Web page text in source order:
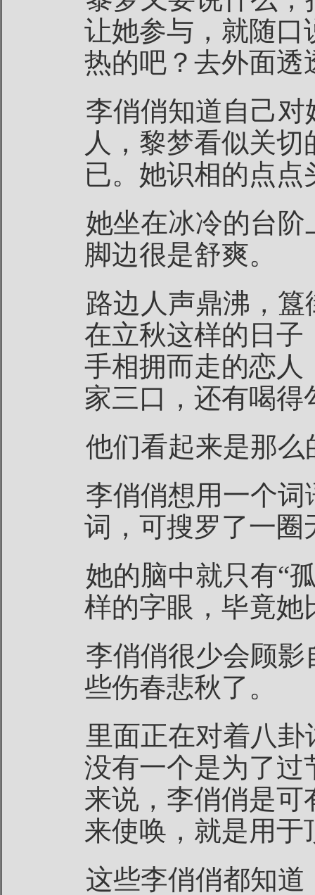
让她参与，就随口
热的吧？去外面透
李俏俏知道自己
人，黎梦看似关
已。她识相的点点
她坐在冰冷的台
脚边很是舒爽。
路边人声鼎沸，
在立秋这样的日子
手相拥而走的恋人
家三口，还有喝
他们看起来是那
李俏俏想用一个词
词，可搜罗了一圈
她的脑中就只有“
样的字眼，毕竟她
李俏俏很少会顾
些伤春悲秋了。
里面正在对着八
没有一个是为了过
来说，李俏俏是可
来使唤，就是用于
这些李俏俏都知